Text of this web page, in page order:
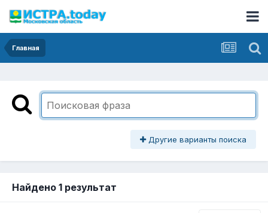
Главная
Другие варианты поиска
Найдено 1 результат